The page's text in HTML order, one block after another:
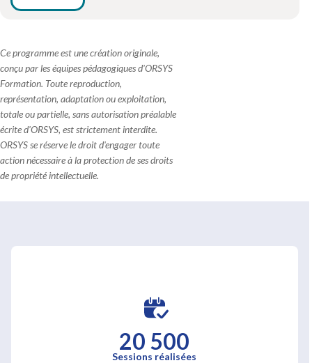
Ce programme est une création originale,
conçu par les équipes pédagogiques d'ORSYS
Formation. Toute reproduction,
représentation, adaptation ou exploitation,
totale ou partielle, sans autorisation préalable
écrite d'ORSYS, est strictement interdite.
ORSYS se réserve le droit d'engager toute
action nécessaire à la protection de ses droits
de propriété intellectuelle.
20 500
Sessions réalisées